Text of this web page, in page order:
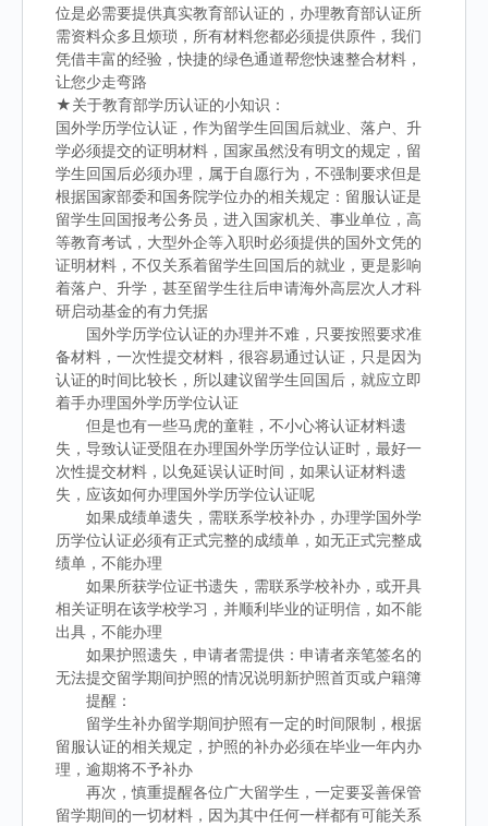
位是必需要提供真实教育部认证的，办理教育部认证所
需资料众多且烦琐，所有材料您都必须提供原件，我们
凭借丰富的经验，快捷的绿色通道帮您快速整合材料，
让您少走弯路
★关于教育部学历认证的小知识：
国外学历学位认证，作为留学生回国后就业、落户、升
学必须提交的证明材料，国家虽然没有明文的规定，留
学生回国后必须办理，属于自愿行为，不强制要求但是
根据国家部委和国务院学位办的相关规定：留服认证是
留学生回国报考公务员，进入国家机关、事业单位，高
等教育考试，大型外企等入职时必须提供的国外文凭的
证明材料，不仅关系着留学生回国后的就业，更是影响
着落户、升学，甚至留学生往后申请海外高层次人才科
研启动基金的有力凭据
国外学历学位认证的办理并不难，只要按照要求准
备材料，一次性提交材料，很容易通过认证，只是因为
认证的时间比较长，所以建议留学生回国后，就应立即
着手办理国外学历学位认证
但是也有一些马虎的童鞋，不小心将认证材料遗
失，导致认证受阻在办理国外学历学位认证时，最好一
次性提交材料，以免延误认证时间，如果认证材料遗
失，应该如何办理国外学历学位认证呢
如果成绩单遗失，需联系学校补办，办理学国外学
历学位认证必须有正式完整的成绩单，如无正式完整成
绩单，不能办理
如果所获学位证书遗失，需联系学校补办，或开具
相关证明在该学校学习，并顺利毕业的证明信，如不能
出具，不能办理
如果护照遗失，申请者需提供：申请者亲笔签名的
无法提交留学期间护照的情况说明新护照首页或户籍簿
提醒：
留学生补办留学期间护照有一定的时间限制，根据
留服认证的相关规定，护照的补办必须在毕业一年内办
理，逾期将不予补办
再次，慎重提醒各位广大留学生，一定要妥善保管
留学期间的一切材料，因为其中任何一样都有可能关系